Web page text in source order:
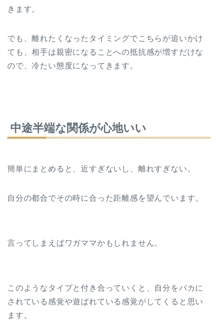
きます。
でも、離れたくなったタイミングでこちらが追いかけ
ても、相手は親密になることへの抵抗感が増すだけな
ので、冷たい態度になってきます。
中途半端な関係が心地いい
簡単にまとめると、近すぎないし、離れすぎない。
自分の都合でその時に合った距離感を望んでいます。
言ってしまえばワガママかもしれません。
このようなタイプと付き合っていくと、自分をバカに
されている感覚や遊ばれている感覚がしてくると思い
ます。